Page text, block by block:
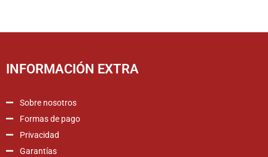
INFORMACIÓN EXTRA
Sobre nosotros
Formas de pago
Privacidad
Garantías